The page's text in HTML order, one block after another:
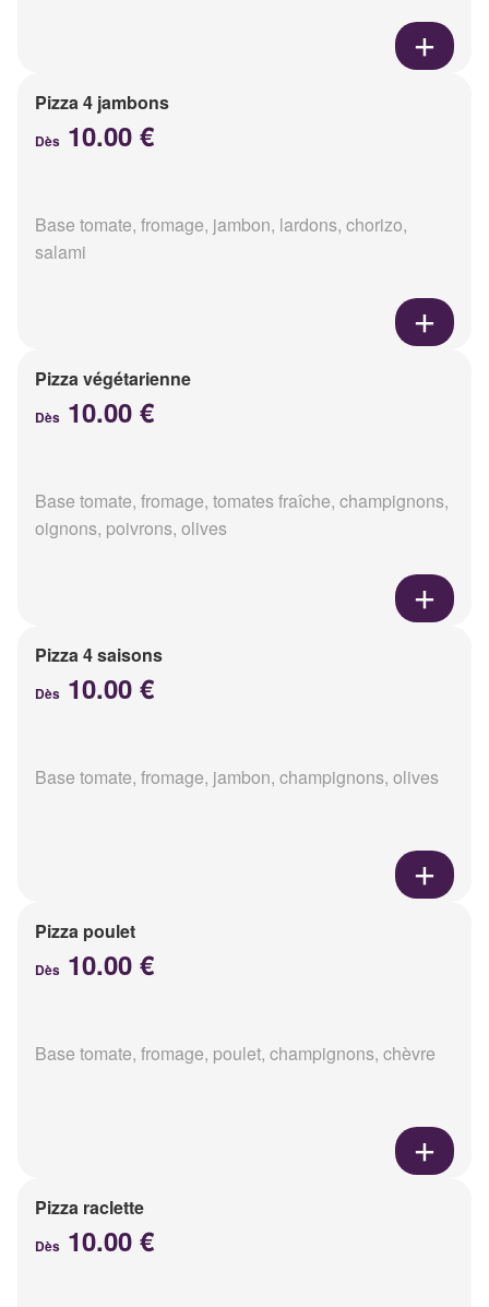
Pizza 4 jambons
Dès 10.00 €
Base tomate, fromage, jambon, lardons, chorizo,
salami
Pizza végétarienne
Dès 10.00 €
Base tomate, fromage, tomates fraîche, champignons,
oignons, poivrons, olives
Pizza 4 saisons
Dès 10.00 €
Base tomate, fromage, jambon, champignons, olives
Pizza poulet
Dès 10.00 €
Base tomate, fromage, poulet, champignons, chèvre
Pizza raclette
Dès 10.00 €